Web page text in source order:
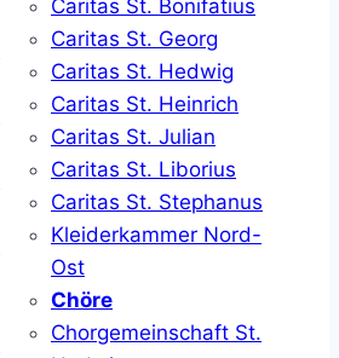
Caritas St. Bonifatius
Caritas St. Georg
Caritas St. Hedwig
Caritas St. Heinrich
Caritas St. Julian
Caritas St. Liborius
Caritas St. Stephanus
Kleiderkammer Nord-
Ost
Chöre
Chorgemeinschaft St.